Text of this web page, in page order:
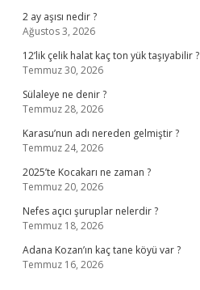
2 ay aşısı nedir ?
Ağustos 3, 2026
12’lik çelik halat kaç ton yük taşıyabilir ?
Temmuz 30, 2026
Sülaleye ne denir ?
Temmuz 28, 2026
Karasu’nun adı nereden gelmiştir ?
Temmuz 24, 2026
2025’te Kocakarı ne zaman ?
Temmuz 20, 2026
Nefes açıcı şuruplar nelerdir ?
Temmuz 18, 2026
Adana Kozan’ın kaç tane köyü var ?
Temmuz 16, 2026